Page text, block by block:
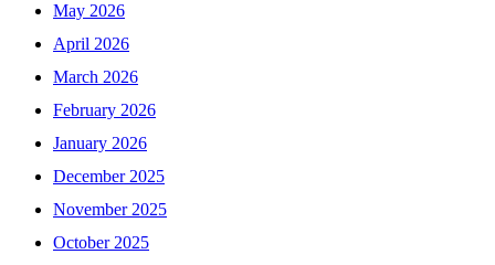
May 2026
April 2026
March 2026
February 2026
January 2026
December 2025
November 2025
October 2025